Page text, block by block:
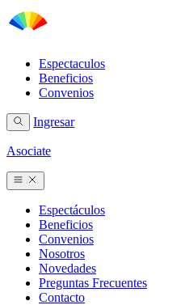
Espectaculos
Beneficios
Convenios
Ingresar
Asociate
Espectáculos
Beneficios
Convenios
Nosotros
Novedades
Preguntas Frecuentes
Contacto